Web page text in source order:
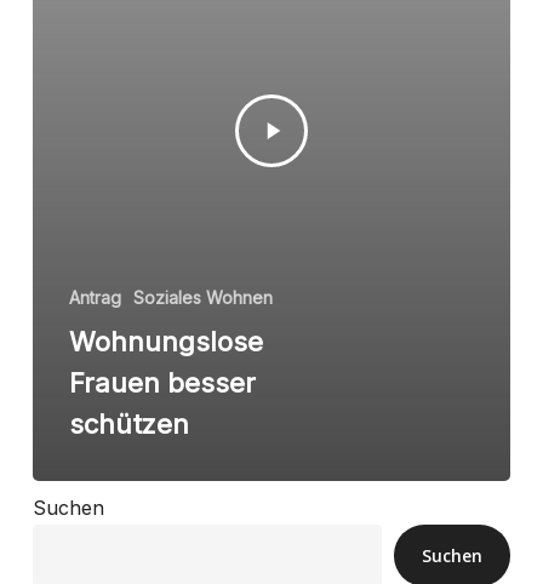
Antrag Soziales Wohnen
Wohnungslose
Frauen besser
schützen
Suchen
Suchen